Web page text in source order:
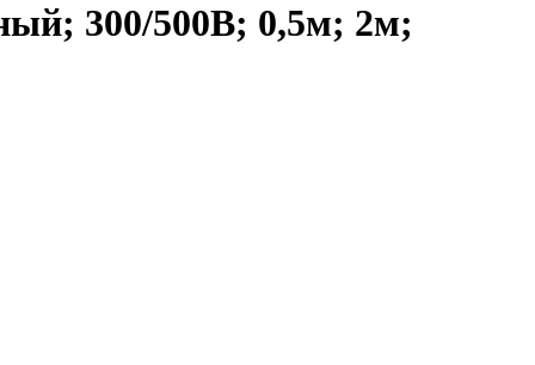
300/500В; 0,5м; 2м;